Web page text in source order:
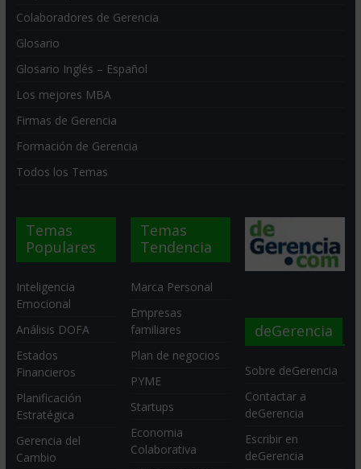
Colaboradores de Gerencia
Glosario
Glosario Inglés – Español
Los mejores MBA
Firmas de Gerencia
Formación de Gerencia
Todos los Temas
Temas
Populares
Inteligencia
Emocional
Análisis DOFA
Estados
Financieros
Planificación
Estratégica
Gerencia del
Cambio
Temas
Tendencia
Marca Personal
Empresas
familiares
Plan de negocios
PYME
Startups
Economia
Colaborativa
deGerencia
Sobre deGerencia
Contactar a
deGerencia
Escribir en
deGerencia